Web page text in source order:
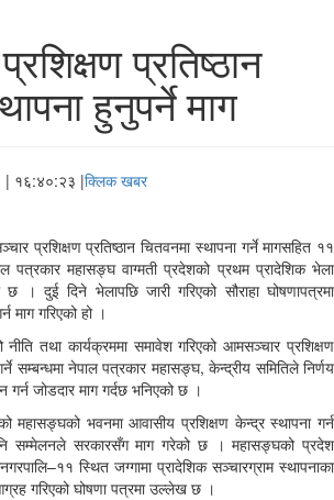
प्रतिष्ठान
हुनुपर्ने माग
| १६:४०:२३ |क्लिक खबर
प्रशिक्षण प्रतिष्ठान चितवनमा स्थापना गर्ने मागसहित ११
पत्रकार महासङ्घ वाग्मती प्रदेशको प्रथम प्रादेशिक भेला
। दुई दिने भेलापछि जारी गरिएको सौराहा घोषणापत्रमा
माग गरिएको हो ।
नीति तथा कार्यक्रममा समावेश गरिएको आमसञ्चार प्रशिक्षण
सम्बन्धमा नेपाल पत्रकार महासङ्घ, केन्द्रीय समितिले निर्णय
गर्न जोडदार माग गर्दछ भनिएको छ ।
महासङ्घको भवनमा आवासीय प्रशिक्षण केन्द्र स्थापना गर्न
सम्मेलनले सरकारसँग माग गरेको छ । महासङ्घको प्रदेश
स्थित जग्गामा प्रादेशिक सञ्चारग्राम स्थापनाका
गरिएको घोषणा पत्रमा उल्लेख छ ।